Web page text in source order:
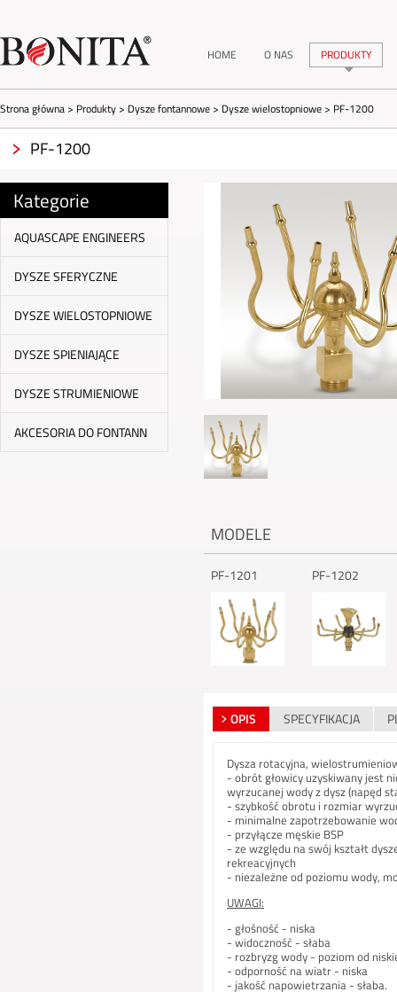
HOME O NAS PRODUKTY
Strona główna > Produkty > Dysze fontannowe > Dysze wielostopniowe > PF-1200
PF-1200
Kategorie
AQUASCAPE ENGINEERS
DYSZE SFERYCZNE
DYSZE WIELOSTOPNIOWE
DYSZE SPIENIAJĄCE
DYSZE STRUMIENIOWE
AKCESORIA DO FONTANN
MODELE
PF-1201 PF-1202
OPIS SPECYFIKACJA
Dysza rotacyjna,
- obrót głowicy uzyskiwany jest
wyrzucanej wody z dysz (napęd
- szybkość obrotu i rozmiar
- minimalne zapotrzebowanie
- przyłącze męskie BSP
- ze względu na swój kształt
rekreacyjnych
- niezależne od poziomu wody,
UWAGI:
- głośność - niska
- widoczność - słaba
- rozbryzg wody - poziom od
- odporność na wiatr - niska
- jakość napowietrzania - słaba.